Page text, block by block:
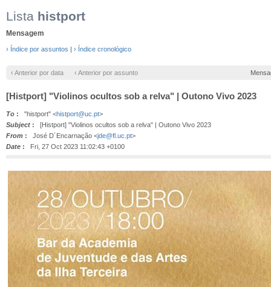
Lista histport
Mensagem
› Índice por assuntos | › Índice cronológico
‹ Anterior por data ‹ Anterior por assunto
[Histport] "Violinos ocultos sob a relva" | Outono Vivo 2023
To : "histport" <histport@uc.pt>
Subject : [Histport] "Violinos ocultos sob a relva" | Outono Vivo 2023
From : José D´Encarnação <jde@fl.uc.pt>
Date : Fri, 27 Oct 2023 11:02:43 +0100